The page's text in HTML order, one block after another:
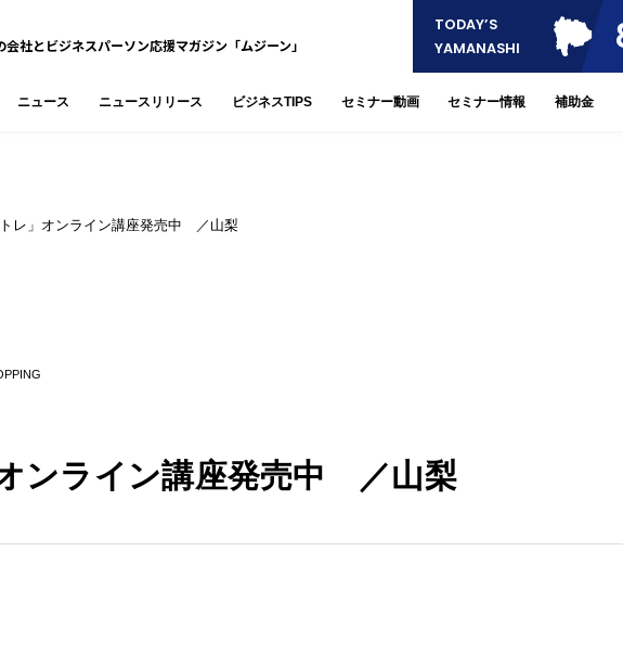
会社とビジネスパーソン応援マガジン「ムジーン」
TODAY’S
YAMANASHI
ニュース ニュースリリース ビジネスTIPS セミナー動画 セミナー情報 補助金
」オンライン講座発売中 ／山梨
オンライン講座発売中 ／山梨